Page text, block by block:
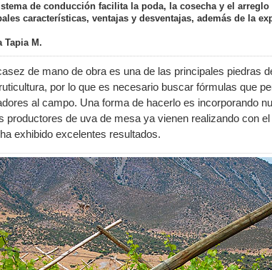
de conducción facilita la poda, la cosecha y el
características, ventajas y desventajas, además de la
Tapia M.
de mano de obra es una de las principales piedras
por lo que es necesario buscar fórmulas que
al campo. Una forma de hacerlo es incorporando
productores de uva de mesa ya vienen realizando con
exhibido excelentes resultados.